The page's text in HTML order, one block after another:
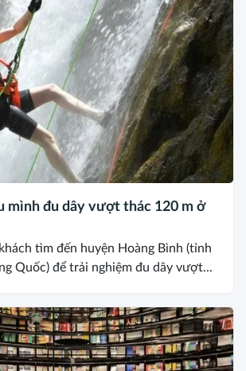
mình đu dây vượt thác 120 m ở
tìm đến huyện Hoàng Bình (tỉnh
Quốc) để trải nghiệm đu dây vượt...